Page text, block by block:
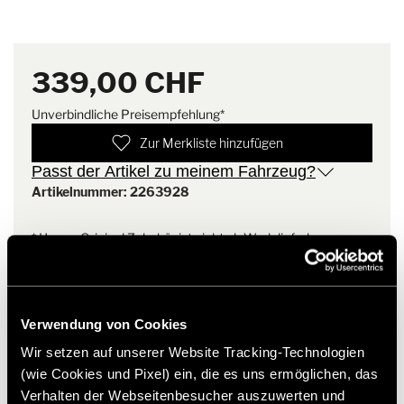
Verwendung von Cookies
Wir setzen auf unserer Website Tracking-Technologien
(wie Cookies und Pixel) ein, die es uns ermöglichen, das
Verhalten der Webseitenbesucher auszuwerten und
339,00 CHF
Unverbindliche Preisempfehlung*
Zur Merkliste hinzufügen
Passt der Artikel zu meinem Fahrzeug?
Artikelnummer: 2263928
* Hymer Original Zubehör ist nicht ab Werk lieferbar,
sondern ausschließlich über Ihren Handelspartner bestell-
und nachrüstbar. Abbildungen teilweise vorbehaltlich